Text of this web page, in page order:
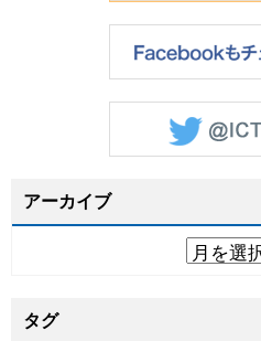
アーカイブ
タグ